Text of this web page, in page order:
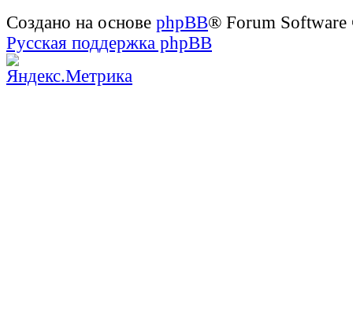
Создано на основе phpBB® Forum
Русская поддержка phpBB